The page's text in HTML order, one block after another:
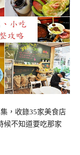
，收錄35家美食店
候不知道要吃那家